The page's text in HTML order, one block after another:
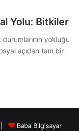
Yolu: Bitkiler
yokluğu
açıdan tam bir
| Baba Bilgisayar